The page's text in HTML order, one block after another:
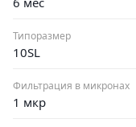
Типоразмер
10SL
Фильтрация в микронах
1 мкр